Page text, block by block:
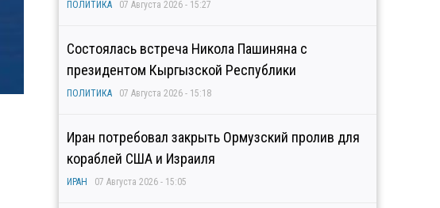
ПОЛИТИКА 07 Августа 2026 - 15:27
Состоялась встреча Никола Пашиняна с
президентом Кыргызской Республики
ПОЛИТИКА 07 Августа 2026 - 15:18
Иран потребовал закрыть Ормузский пролив для
кораблей США и Израиля
ИРАН 07 Августа 2026 - 15:05